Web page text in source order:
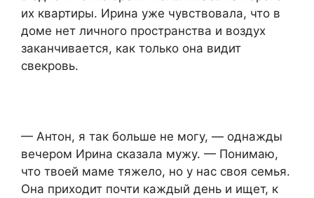
их квартиры. Ирина уже чувствовала, что в
доме нет личного пространства и воздух
заканчивается, как только она видит
свекровь.
— Антон, я так больше не могу, — однажды
вечером Ирина сказала мужу. — Понимаю,
что твоей маме тяжело, но у нас своя семья.
Она приходит почти каждый день и ищет, к